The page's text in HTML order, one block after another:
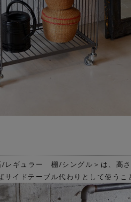
レギュラー 棚/シングル＞は、高
イドテーブル代わりとして使うこ